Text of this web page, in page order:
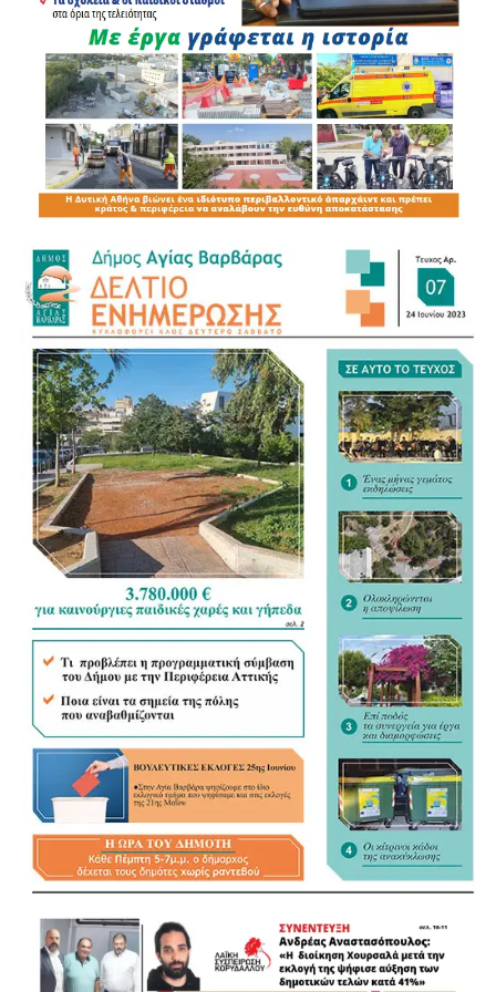
για όλα», ανέφερε, επισημαίνοντας παράλληλα ότι το
υφιστάμενο σύστημα παραμένει σε μεγάλο βαθμό
δημαρχοκεντρικό.
Για τον νέο Κώδικα της Αυτοδιοίκησης αναγνώρισε ως
σημαντικό βήμα τη συγκέντρωση της διάσπαρτης
νομοθεσίας σε ένα ενιαίο κείμενο, άσκησε όμως κριτική
στον τρόπο με τον οποίο διαμορφώνεται. «Η
Αυτοδιοίκηση ξέρει τι Αυτοδιοίκηση θέλει», σημείωσε,
υποστηρίζοντας ότι οι Δήμοι θα έπρεπε να έχουν πολύ
πιο καθοριστικό ρόλο στη διαμόρφωση του νέου
πλαισίου.
«Τα ουσιώδη είναι οι αρμοδιότητες και οι πόροι»